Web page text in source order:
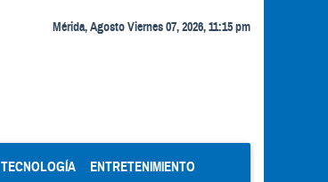
Mérida, Agosto Viernes 07, 2026, 11:15 pm
TECNOLOGÍA ENTRETENIMIENTO